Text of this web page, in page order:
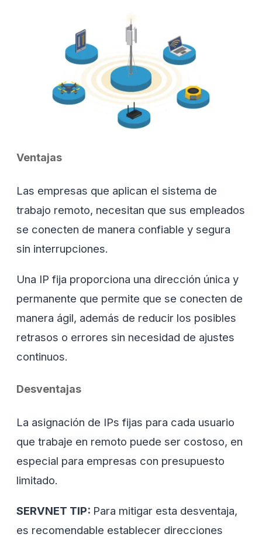
Ventajas
Las empresas que aplican el sistema de
trabajo remoto, necesitan que sus empleados
se conecten de manera confiable y segura
sin interrupciones.
Una IP fija proporciona una dirección única y
permanente que permite que se conecten de
manera ágil, además de reducir los posibles
retrasos o errores sin necesidad de ajustes
continuos.
Desventajas
La asignación de IPs fijas para cada usuario
que trabaje en remoto puede ser costoso, en
especial para empresas con presupuesto
limitado.
SERVNET TIP: Para mitigar esta desventaja,
es recomendable establecer direcciones